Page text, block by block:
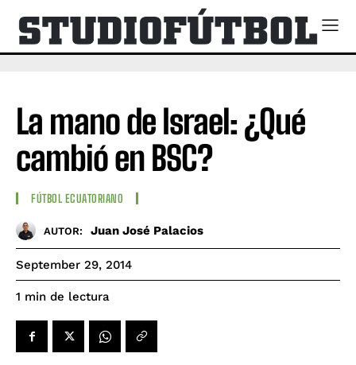
La mano de Israel: ¿Qué
cambió en BSC?
FÚTBOL ECUATORIANO
AUTOR: Juan José Palacios
September 29, 2014
1 min de lectura